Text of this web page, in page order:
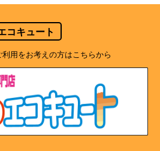
コキュート
用をお考えの方はこちらから